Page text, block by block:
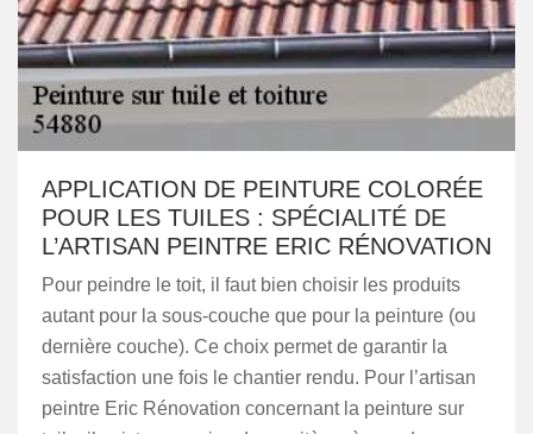
APPLICATION DE PEINTURE COLORÉE
POUR LES TUILES : SPÉCIALITÉ DE
L’ARTISAN PEINTRE ERIC RÉNOVATION
Pour peindre le toit, il faut bien choisir les produits
autant pour la sous-couche que pour la peinture (ou
dernière couche). Ce choix permet de garantir la
satisfaction une fois le chantier rendu. Pour l’artisan
peintre Eric Rénovation concernant la peinture sur